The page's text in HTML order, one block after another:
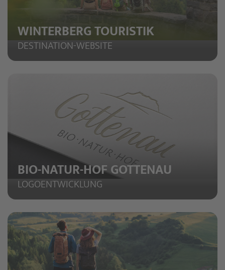
WINTERBERG TOURISTIK
DESTINATION-WEBSITE
BIO-NATUR-HOF GOTTENAU
LOGOENTWICKLUNG